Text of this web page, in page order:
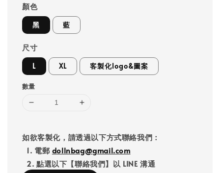
顏色
黑 藍
尺寸
L XL 客製化logo&圖案
數量
如欲客製化，請透過以下方式聯絡我們：
1. 電郵 dollnbag@gmail.com
2. 點選以下【聯絡我們】以 LINE 溝通